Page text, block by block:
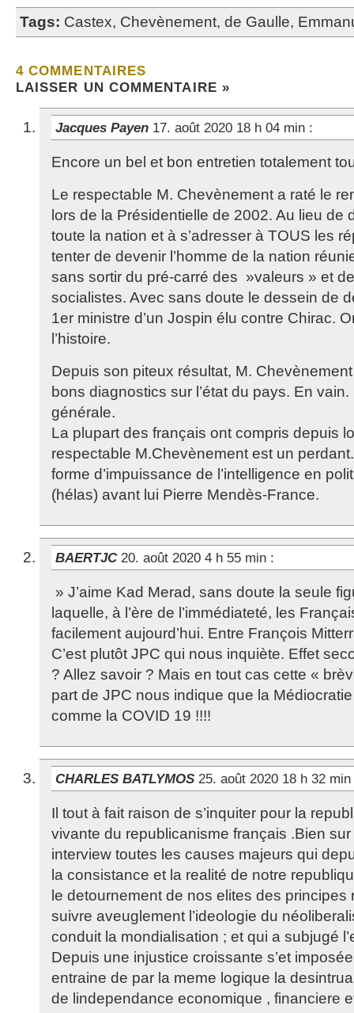
Tags: Castex, Chevènement, de Gaulle,
4 COMMENTAIRES
LAISSER UN COMMENTAIRE »
Jacques Payen 17. août 2020 18 h 04 min :
Encore un bel et bon entretien totalement
Le respectable M. Chevènement a raté le
lors de la Présidentielle de 2002. Au lieu de
toute la nation et à s’adresser à TOUS les
tenter de devenir l’homme de la nation
sans sortir du pré-carré des »valeurs » et
socialistes. Avec sans doute le dessein de
1er ministre d’un Jospin élu contre Chirac.
l’histoire.
Depuis son piteux résultat, M.
bons diagnostics sur l’état du pays. En vain.
générale.
La plupart des français ont compris depuis
respectable M.Chevènement est un perdant.
forme d’impuissance de l’intelligence en
(hélas) avant lui Pierre Mendès-France.
BAERTJC 20. août 2020 4 h 55 min :
» J’aime Kad Merad, sans doute la seule
laquelle, à l’ère de l’immédiateté, les
facilement aujourd’hui. Entre François
C’est plutôt JPC qui nous inquiète. Effet
? Allez savoir ? Mais en tout cas cette «
part de JPC nous indique que la
comme la COVID 19 !!!!
CHARLES BATLYMOS 25. août 2020 18 h 32 min
Il tout à fait raison de s’inquiter pour la
vivante du republicanisme français .Bien
interview toutes les causes majeurs qui
la consistance et la realité de notre
le detournement de nos elites des principes
suivre aveuglement l’ideologie du
conduit la mondialisation ; et qui a subjugé
Depuis une injustice croissante s’et
entraine de par la meme logique la
de lindependance economique , financiere